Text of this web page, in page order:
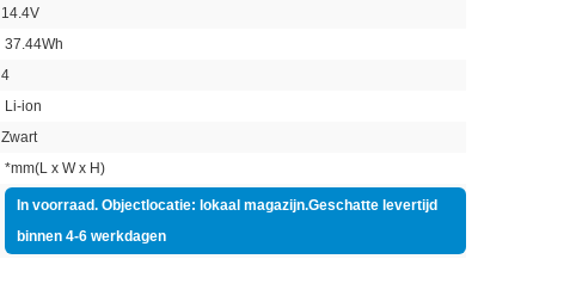
14.4V
37.44Wh
4
Li-ion
Zwart
*mm(L x W x H)
In voorraad. Objectlocatie: lokaal magazijn.Geschatte levertijd
binnen 4-6 werkdagen